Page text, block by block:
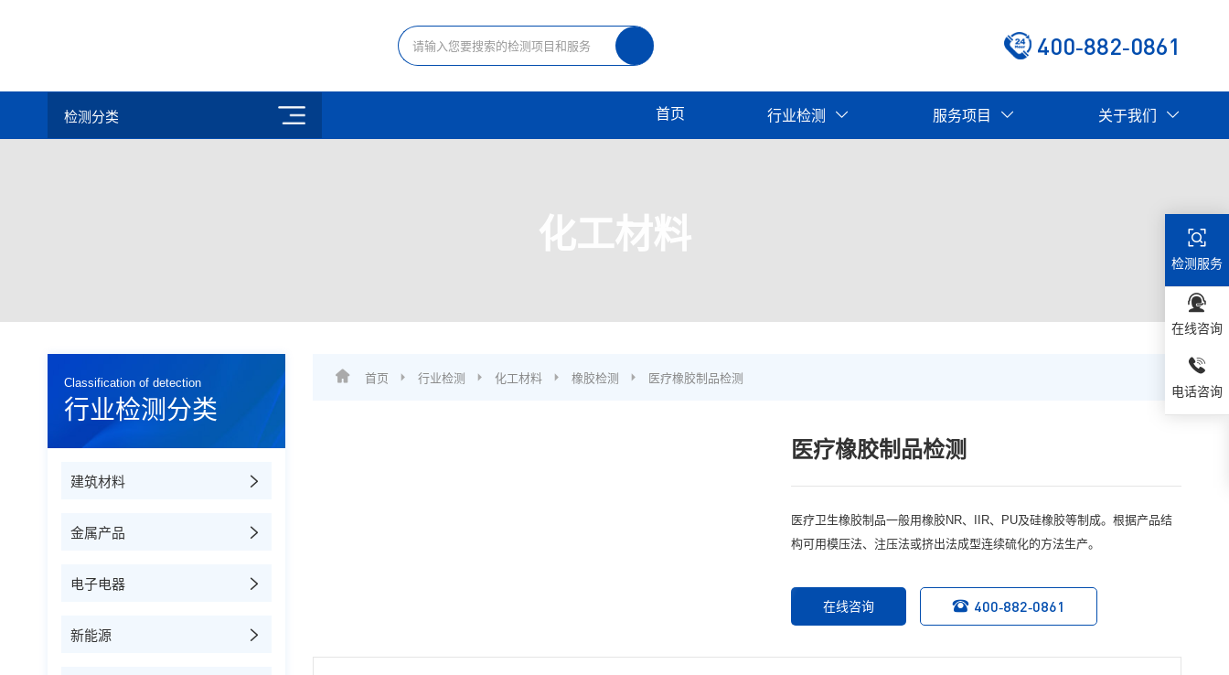
400-882-0861
检测分类 首页 行业检测 服务项目 关于我们
化工材料
Classification of detection
行业检测分类
建筑材料
金属产品
电子电器
新能源
首页 行业检测 化工材料 橡胶检测 医疗橡胶制品检测
医疗橡胶制品检测
医疗卫生橡胶制品一般用橡胶NR、IIR、PU及硅橡胶等制成。根据产品结
构可用模压法、注压法或挤出法成型连续硫化的方法生产。
在线咨询 400-882-0861
检测服务
在线咨询
电话咨询